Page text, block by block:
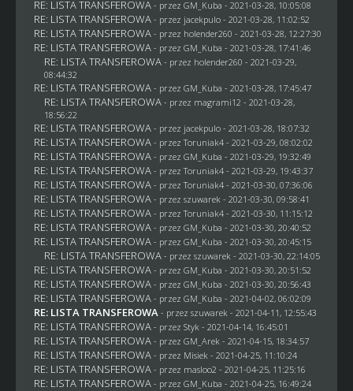
RE: LISTA TRANSFEROWA - przez GM_Kuba - 2021-03-28, 10:05:08
RE: LISTA TRANSFEROWA - przez jacekpulo- 2021-03-28, 11:02:52
RE: LISTA TRANSFEROWA - przez holender260 - 2021-03-28, 12:27:30
RE: LISTA TRANSFEROWA - przez GM_Kuba - 2021-03-28, 17:41:46
RE: LISTA TRANSFEROWA - przez holender260 - 2021-03-29,
08:44:32
RE: LISTA TRANSFEROWA - przez GM_Kuba - 2021-03-28, 17:45:47
RE: LISTA TRANSFEROWA - przez magrami12 - 2021-03-28,
18:56:22
RE: LISTA TRANSFEROWA - przez jacekpulo- 2021-03-28, 18:07:32
RE: LISTA TRANSFEROWA - przezToruniak4- 2021-03-29, 08:02:02
RE: LISTA TRANSFEROWA - przez GM_Kuba - 2021-03-29, 19:32:49
RE: LISTA TRANSFEROWA - przezToruniak4- 2021-03-29, 19:43:37
RE: LISTA TRANSFEROWA - przezToruniak4- 2021-03-30, 07:36:06
RE: LISTA TRANSFEROWA - przez szuwarek - 2021-03-30, 09:58:41
RE: LISTA TRANSFEROWA - przezToruniak4- 2021-03-30, 11:15:12
RE: LISTA TRANSFEROWA - przez GM_Kuba - 2021-03-30, 20:40:52
RE: LISTA TRANSFEROWA - przez GM_Kuba - 2021-03-30, 20:45:15
RE: LISTA TRANSFEROWA - przez szuwarek - 2021-03-30, 22:14:05
RE: LISTA TRANSFEROWA - przez GM_Kuba - 2021-03-30, 20:51:52
RE: LISTA TRANSFEROWA - przez GM_Kuba - 2021-03-30, 20:56:43
RE: LISTA TRANSFEROWA - przez GM_Kuba - 2021-04-02, 06:02:09
RE: LISTA TRANSFEROWA - przez szuwarek - 2021-04-11, 12:55:43
RE: LISTA TRANSFEROWA - przez Styk - 2021-04-14, 16:45:01
RE: LISTA TRANSFEROWA - przez GM_Arek - 2021-04-15, 18:34:57
RE: LISTA TRANSFEROWA - przez Misiek - 2021-04-25, 11:10:24
RE: LISTA TRANSFEROWA - przez masloo2 - 2021-04-25, 11:25:16
RE: LISTA TRANSFEROWA - przez GM_Kuba - 2021-04-25, 16:49:24